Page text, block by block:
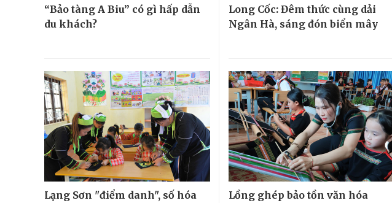
“Bảo tàng A Biu” có gì hấp dẫn
du khách?
Long Cốc: Đêm thức cùng dải
Ngân Hà, sáng đón biển mây
Lạng Sơn "điểm danh", số hóa
Lồng ghép bảo tồn văn hóa